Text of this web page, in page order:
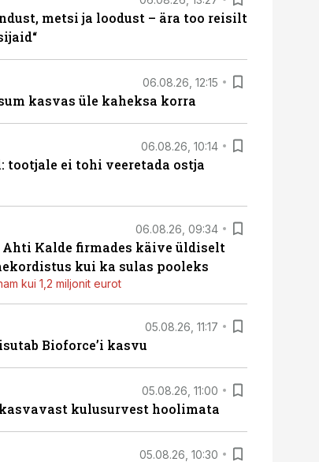
metsi ja loodust – ära too reisilt
06.08.26, 12:15
kasvas üle kaheksa korra
06.08.26, 10:14
ei tohi veeretada ostja
06.08.26, 09:34
Kalde firmades käive üldiselt
kui ka sulas pooleks
kui 1,2 miljonit eurot
05.08.26, 11:17
Bioforce’i kasvu
05.08.26, 11:00
kulusurvest hoolimata
05.08.26, 10:30